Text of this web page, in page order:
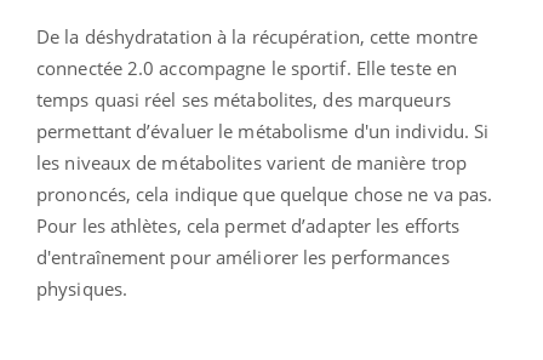
De la déshydratation à la récupération, cette montre
connectée 2.0 accompagne le sportif. Elle teste en
temps quasi réel ses métabolites, des marqueurs
permettant d’évaluer le métabolisme d'un individu. Si
les niveaux de métabolites varient de manière trop
prononcés, cela indique que quelque chose ne va pas.
Pour les athlètes, cela permet d’adapter les efforts
d'entraînement pour améliorer les performances
physiques.